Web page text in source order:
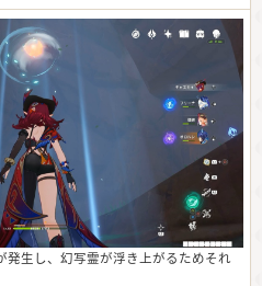
発生し、幻写霊が浮き上がるためそれ